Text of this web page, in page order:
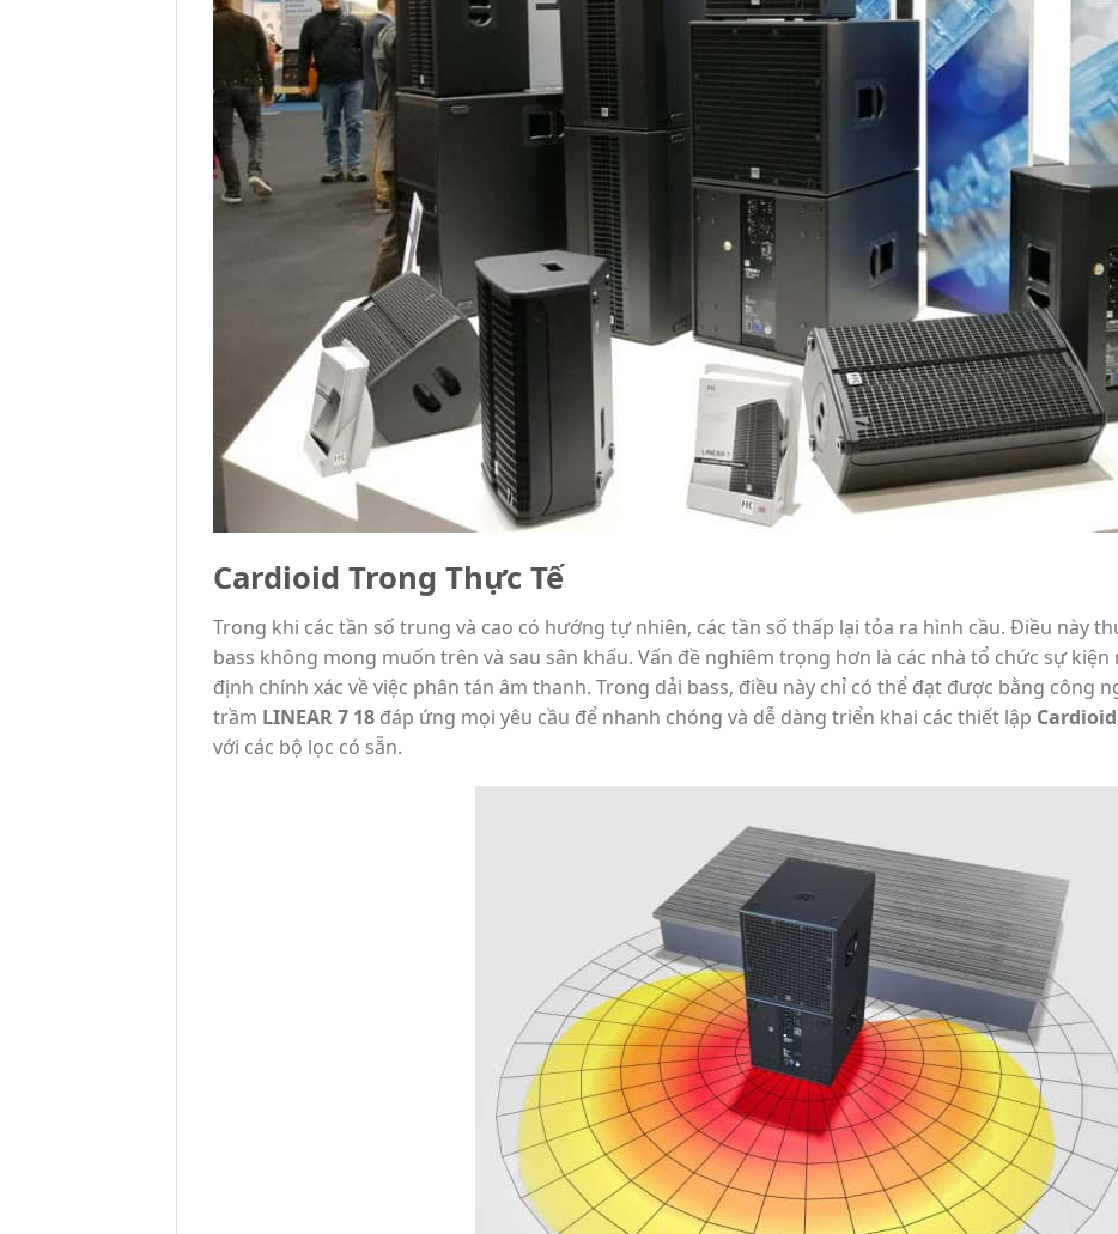
Cardioid Trong Thực Tế
Trong khi các tần số trung và cao có hướng tự nhiên, các tần số thấp lại tỏa ra hình cầu. Điều này
bass không mong muốn trên và sau sân khấu. Vấn đề nghiêm trọng hơn là các nhà tổ chức sự
định chính xác về việc phân tán âm thanh. Trong dải bass, điều này chỉ có thể đạt được bằng công
trầm LINEAR 7 18 đáp ứng mọi yêu cầu để nhanh chóng và dễ dàng triển khai các thiết lập Cardioid
với các bộ lọc có sẵn.